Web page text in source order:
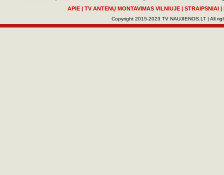
APIE | TV ANTENŲ MONTAVIMAS VILNIUJE | STRAIPSNIAI |
Copyright 2015-2023 TV NAUJIENOS.LT | All